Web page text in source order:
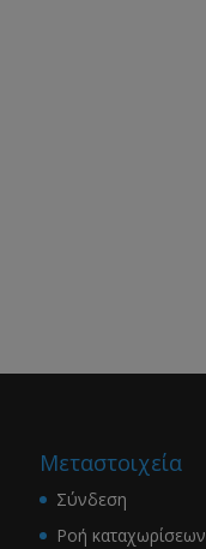
Μεταστοιχεία
Σύνδεση
Ροή καταχωρίσεων